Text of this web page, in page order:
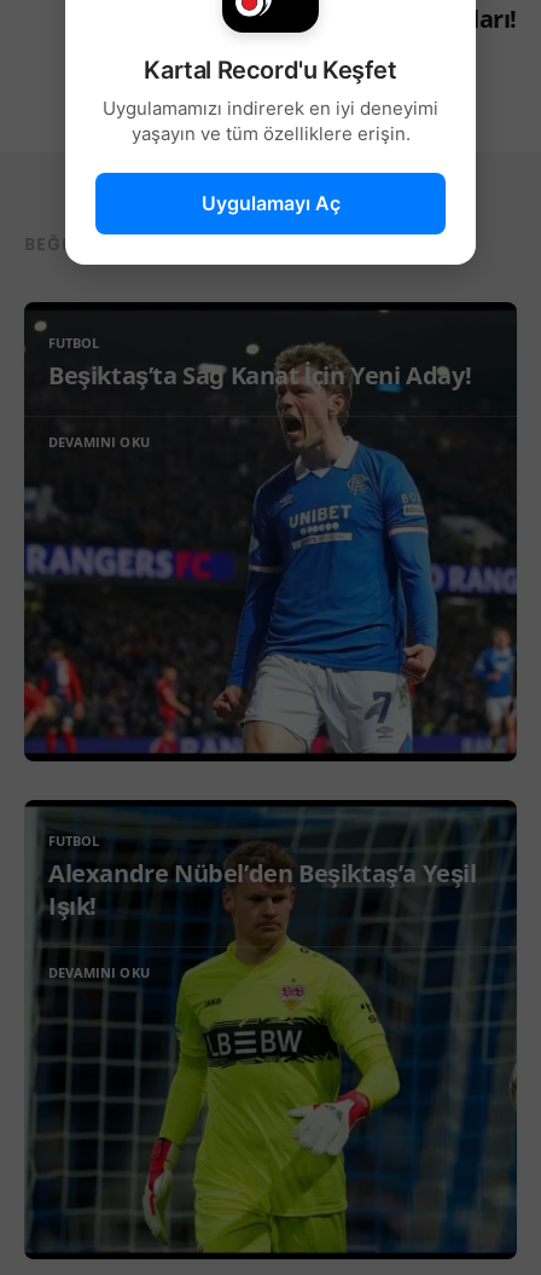
Sonrası Açıklamaları!
BEĞENEBILECEĞIN DIĞER YAZILAR...
FUTBOL
Beşiktaş’ta Sağ Kanat İçin Yeni Aday!
DEVAMINI OKU
FUTBOL
Alexandre Nübel’den Beşiktaş’a Yeşil
Işık!
DEVAMINI OKU
Kartal Record'u Keşfet
Uygulamamızı indirerek en iyi deneyimi
yaşayın ve tüm özelliklere erişin.
Uygulamayı Aç